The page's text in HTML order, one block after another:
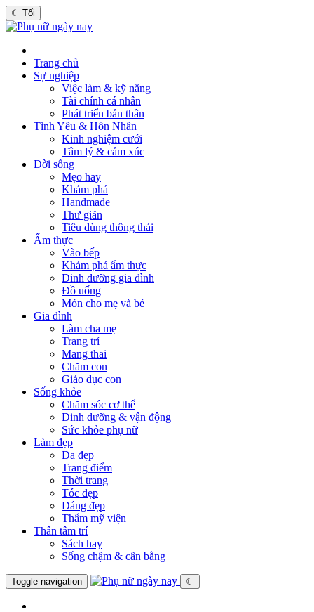
☾ Tối
Trang chủ
Sự nghiệp
Việc làm & kỹ năng
Tài chính cá nhân
Phát triển bản thân
Tình Yêu & Hôn Nhân
Kinh nghiệm cưới
Tâm lý & cảm xúc
Đời sống
Mẹo hay
Khám phá
Handmade
Thư giãn
Tiêu dùng thông thái
Ẩm thực
Vào bếp
Khám phá ẩm thực
Dinh dưỡng gia đình
Đồ uống
Món cho mẹ và bé
Gia đình
Làm cha mẹ
Trang trí
Mang thai
Chăm con
Giáo dục con
Sống khỏe
Chăm sóc cơ thể
Dinh dưỡng & vận động
Sức khỏe phụ nữ
Làm đẹp
Da đẹp
Trang điểm
Thời trang
Tóc đẹp
Dáng đẹp
Thẩm mỹ viện
Thân tâm trí
Sách hay
Sống chậm & cân bằng
Toggle navigation ☾